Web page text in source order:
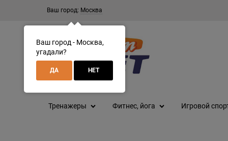
Ваш город: Москва
Тренажеры Фитнес, йога Игровой
Ваш город - Москва,
угадали?
ДА НЕТ